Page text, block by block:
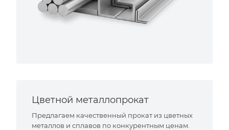
Цветной металлопрокат
Предлагаем качественный прокат из цветных
металлов и сплавов по конкурентным ценам.